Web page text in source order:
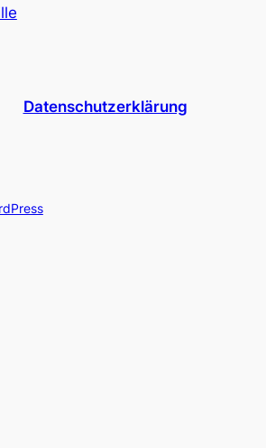
Datenschutzerklärung